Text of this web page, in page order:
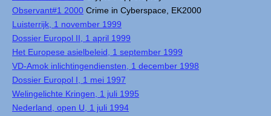
Observant#1 2000 Crime in Cyberspace, EK2000
Luisterrijk, 1 november 1999
Dossier Europol II, 1 april 1999
Het Europese asielbeleid, 1 september 1999
VD-Amok inlichtingendiensten, 1 december 1998
Dossier Europol I, 1 mei 1997
Welingelichte Kringen, 1 juli 1995
Nederland, open U, 1 juli 1994